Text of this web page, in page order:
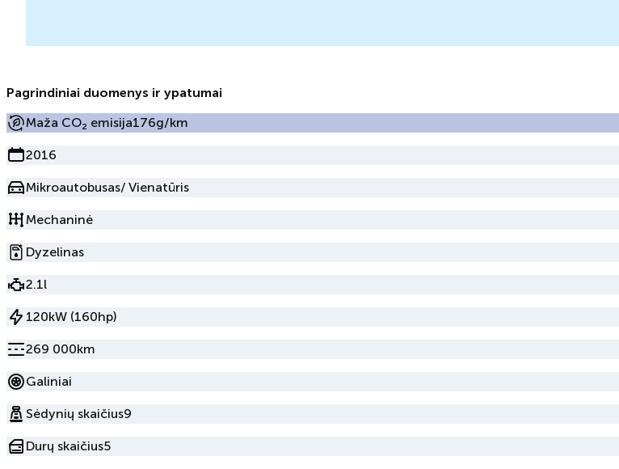
Pagrindiniai duomenys ir ypatumai
Maža CO₂ emisija176g/km
2016
Mikroautobusas/ Vienatūris
Mechaninė
Dyzelinas
2.1l
120kW (160hp)
269 000km
Galiniai
Sėdynių skaičius9
Durų skaičius5